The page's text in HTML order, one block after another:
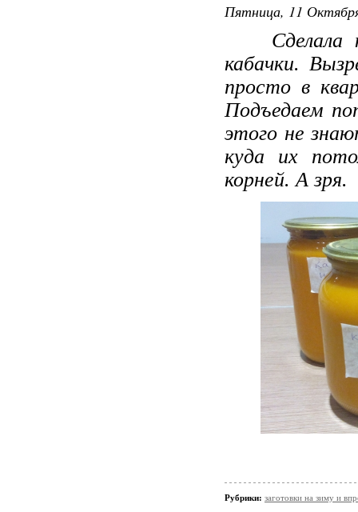
Пятница, 11
Сделала
кабачки.
просто в
Подъедаем
этого не
куда их
корней. А зря.
Рубрики: заготовки на зиму и